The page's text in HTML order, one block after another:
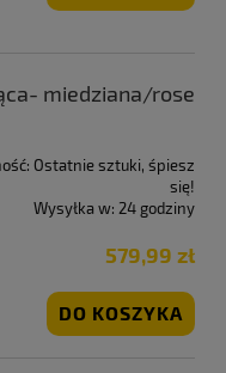
miedziana/rose
Ostatnie sztuki, śpiesz
się!
Wysyłka w: 24 godziny
579,99 zł
DO KOSZYKA